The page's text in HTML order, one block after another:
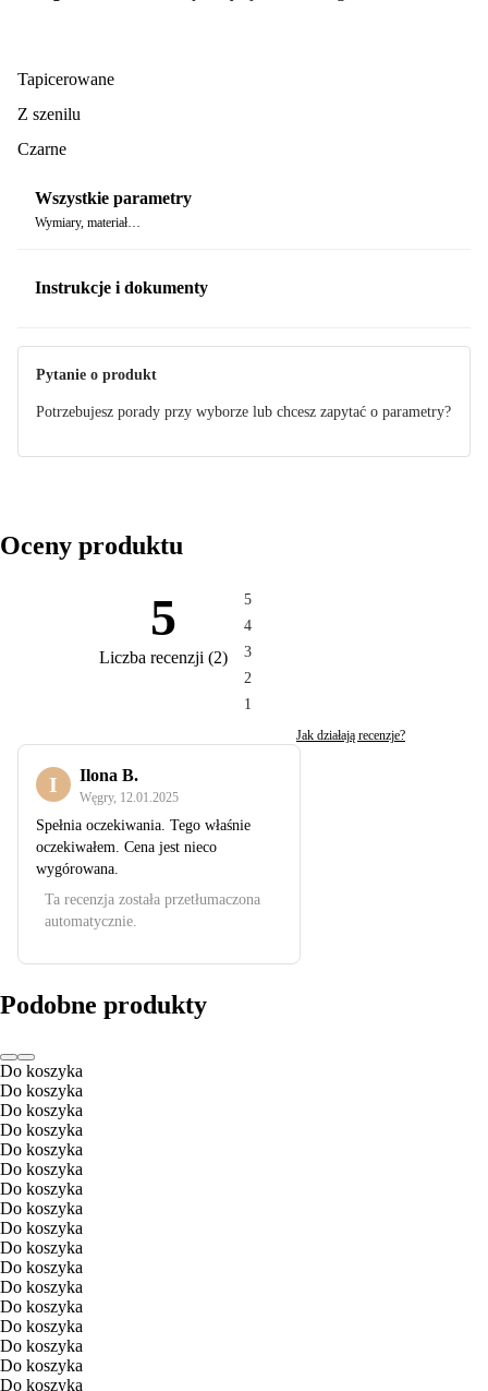
Tapicerowane
Z szenilu
Czarne
Wszystkie parametry
Wymiary, materiał…
Instrukcje i dokumenty
Pytanie o produkt
Potrzebujesz porady przy wyborze lub chcesz zapytać o parametry?
Oceny produktu
5
Liczba recenzji (2)
5
4
3
2
1
Jak działają recenzje?
I Ilona B.
Węgry, 12.01.2025
Spełnia oczekiwania. Tego właśnie
oczekiwałem. Cena jest nieco
wygórowana.
Ta recenzja została przetłumaczona
automatycznie.
Podobne produkty
Do koszyka
Do koszyka
Do koszyka
Do koszyka
Do koszyka
Do koszyka
Do koszyka
Do koszyka
Do koszyka
Do koszyka
Do koszyka
Do koszyka
Do koszyka
Do koszyka
Do koszyka
Do koszyka
Do koszyka